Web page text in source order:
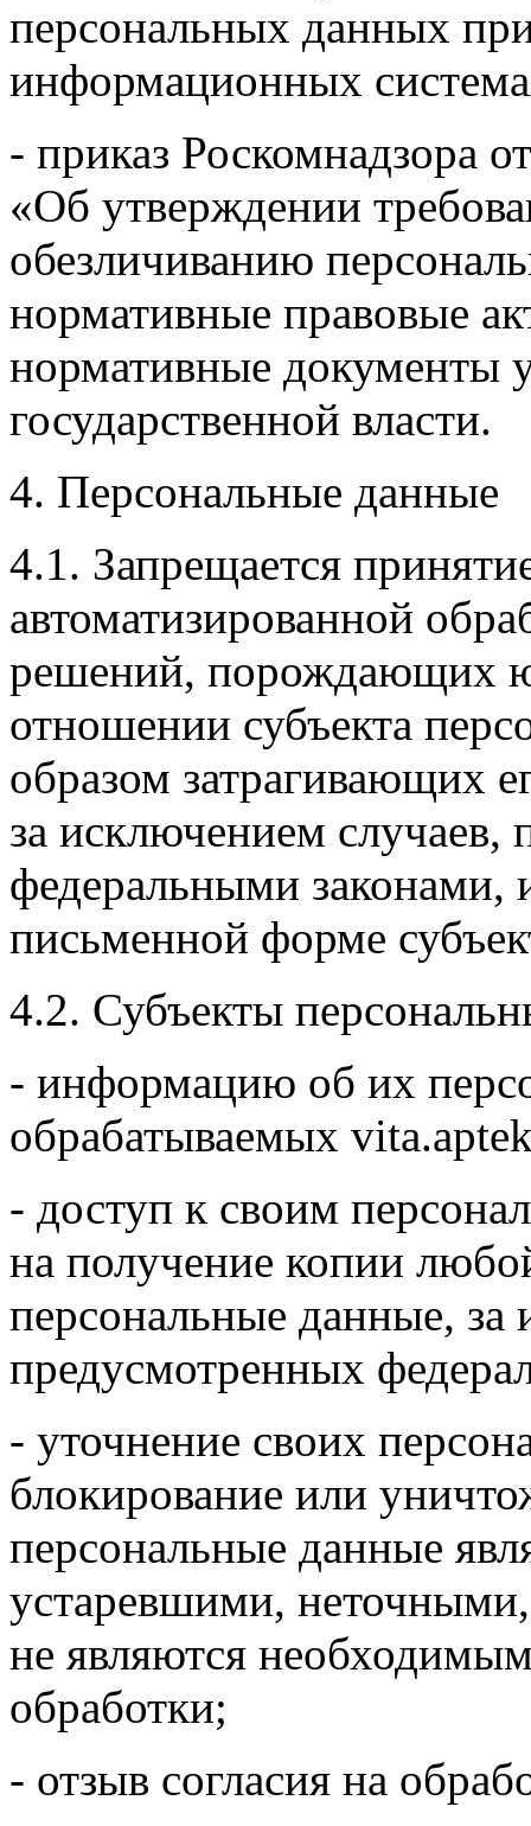
персональных данных
информационных
- приказ Роскомнадзора
«Об утверждении
обезличиванию
нормативные правовые
нормативные документы
государственной власти.
4. Персональные данные
4.1. Запрещается
автоматизированной
решений, порождающих
отношении субъекта
образом затрагивающих
за исключением случаев,
федеральными законами,
письменной форме
4.2. Субъекты
- информацию об их
обрабатываемых
- доступ к своим
на получение копии
персональные данные, за
предусмотренных
- уточнение своих
блокирование или
персональные данные
устаревшими,
не являются
обработки;
- отзыв согласия на